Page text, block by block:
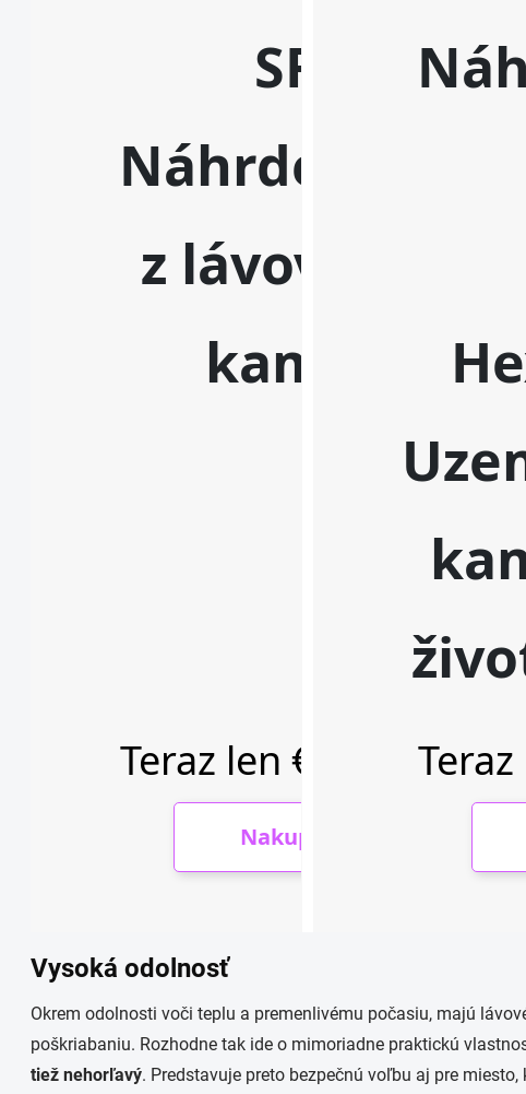
Vysoká odolnosť
Okrem odolnosti voči teplu a premenlivému počasiu, majú
poškriabaniu. Rozhodne tak ide o mimoriadne praktickú
tiež nehorľavý. Predstavuje preto bezpečnú voľbu aj pre